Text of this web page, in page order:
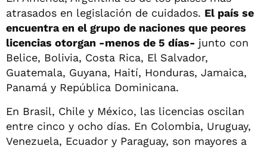
atrasados en legislación de cuidados. El país se
encuentra en el grupo de naciones que peores
licencias otorgan -menos de 5 días- junto con
Belice, Bolivia, Costa Rica, El Salvador,
Guatemala, Guyana, Haití, Honduras, Jamaica,
Panamá y República Dominicana.
En Brasil, Chile y México, las licencias oscilan
entre cinco y ocho días. En Colombia, Uruguay,
Venezuela, Ecuador y Paraguay, son mayores a